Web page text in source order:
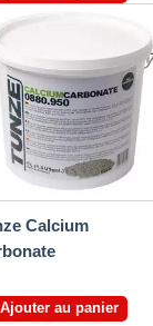
Calcium
Ajouter au panier